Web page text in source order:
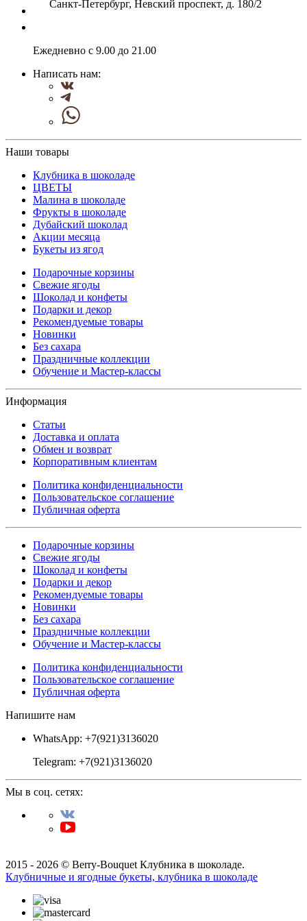
Санкт-Петербург, Невский проспект, д. 180/2
Ежедневно с 9.00 до 21.00
Написать нам:
Наши товары
Клубника в шоколаде
ЦВЕТЫ
Малина в шоколаде
Фрукты в шоколаде
Дубайский шоколад
Акции месяца
Букеты из ягод
Подарочные корзины
Свежие ягоды
Шоколад и конфеты
Подарки и декор
Рекомендуемые товары
Новинки
Без сахара
Праздничные коллекции
Обучение и Мастер-классы
Информация
Статьи
Доставка и оплата
Обмен и возврат
Корпоративным клиентам
Политика конфиденциальности
Пользовательское соглашение
Публичная оферта
Подарочные корзины
Свежие ягоды
Шоколад и конфеты
Подарки и декор
Рекомендуемые товары
Новинки
Без сахара
Праздничные коллекции
Обучение и Мастер-классы
Политика конфиденциальности
Пользовательское соглашение
Публичная оферта
Напишите нам
WhatsApp: +7(921)3136020
Telegram: +7(921)3136020
Мы в соц. сетях:
2015 - 2026 © Berry-Bouquet Клубника в шоколаде.
Клубничные и ягодные букеты, клубника в шоколаде